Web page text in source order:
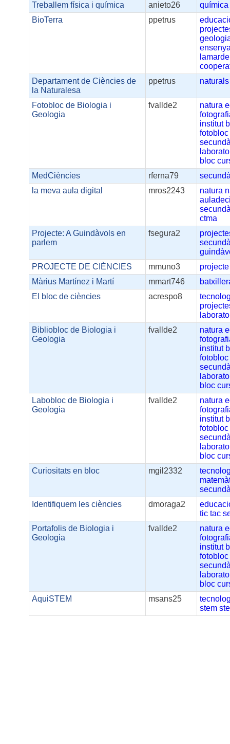
Treballem física i química
anieto26
química
BioTerra
ppetrus
Departament de Ciències de
la Naturalesa
ppetrus naturals
Fotobloc de Biologia i
Geologia
fvallde2 natura
institut
fotobloc
bloc
MedCiències
rferna79
la meva aula digital
mros2243 natura
ctma
Projecte: A Guindàvols en
parlem
fsegura2
PROJECTE DE CIÈNCIES
mmuno3
projecte
Màrius Martínez i Martí
mmart746
El bloc de ciències
acrespo8
Bibliobloc de Biologia i
Geologia
fvallde2 natura
institut
fotobloc
bloc
Labobloc de Biologia i
Geologia
fvallde2 natura
institut
fotobloc
bloc
Curiositats en bloc
mgil2332
Identifiquem les ciències
dmoraga2
tic tac
Portafolis de Biologia i
Geologia
fvallde2 natura
institut
fotobloc
bloc
AquiSTEM
msans25
stem